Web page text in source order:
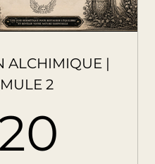
ALCHIMIQUE |
2